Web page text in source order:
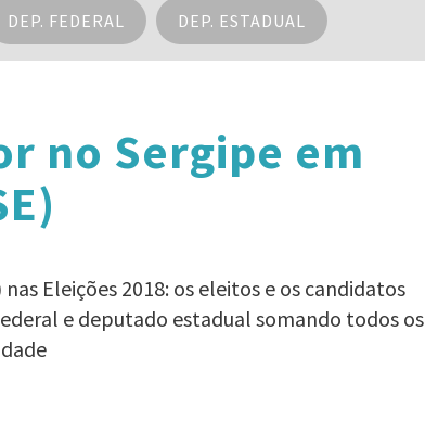
DEP. FEDERAL DEP. ESTADUAL
no Sergipe em
Eleições 2018: os eleitos e os candidatos
e deputado estadual somando todos os